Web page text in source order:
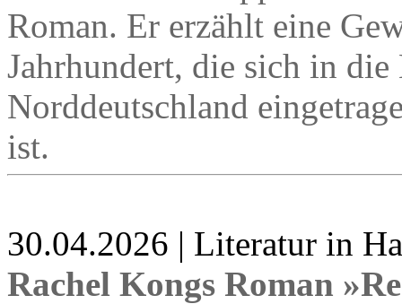
Roman. Er erzählt eine
Jahrhundert, die sich in
Norddeutschland
ist.
30.04.2026 | Literatur in
Rachel Kongs Roman